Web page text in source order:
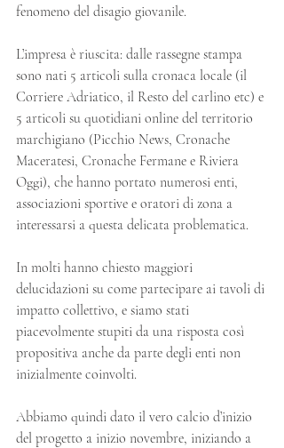
fenomeno del disagio giovanile.
L’impresa è riuscita: dalle rassegne stampa
sono nati 5 articoli sulla cronaca locale (il
Corriere Adriatico, il Resto del carlino etc) e
5 articoli su quotidiani online del territorio
marchigiano (Picchio News, Cronache
Maceratesi, Cronache Fermane e Riviera
Oggi), che hanno portato numerosi enti,
associazioni sportive e oratori di zona a
interessarsi a questa delicata problematica.
In molti hanno chiesto maggiori
delucidazioni su come partecipare ai tavoli di
impatto collettivo, e siamo stati
piacevolmente stupiti da una risposta così
propositiva anche da parte degli enti non
inizialmente coinvolti.
Abbiamo quindi dato il vero calcio d’inizio
del progetto a inizio novembre, iniziando a